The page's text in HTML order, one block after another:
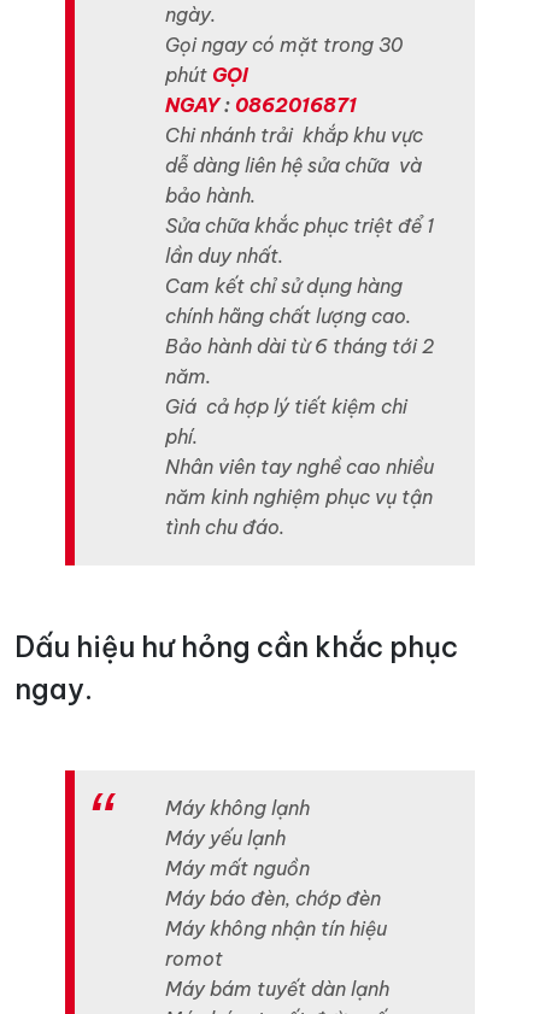
ngày.
Gọi ngay có mặt trong 30
phút GỌI
NGAY: 0862016871
Chi nhánh trải khắp khu vực
dễ dàng liên hệ sửa chữa và
bảo hành.
Sửa chữa khắc phục triệt để 1
lần duy nhất.
Cam kết chỉ sử dụng hàng
chính hãng chất lượng cao.
Bảo hành dài từ 6 tháng tới 2
năm.
Giá cả hợp lý tiết kiệm chi
phí.
Nhân viên tay nghề cao nhiều
năm kinh nghiệm phục vụ tận
tình chu đáo.
Dấu hiệu hư hỏng cần khắc phục
ngay.
Máy không lạnh
Máy yếu lạnh
Máy mất nguồn
Máy báo đèn, chớp đèn
Máy không nhận tín hiệu
romot
Máy bám tuyết dàn lạnh